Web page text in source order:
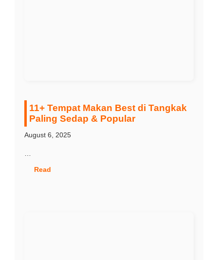
11+ Tempat Makan Best di Tangkak
Paling Sedap & Popular
August 6, 2025
Read